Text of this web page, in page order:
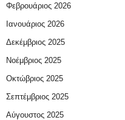
Φεβρουάριος 2026
Ιανουάριος 2026
Δεκέμβριος 2025
Νοέμβριος 2025
Οκτώβριος 2025
Σεπτέμβριος 2025
Αύγουστος 2025